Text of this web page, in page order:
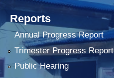
Reports
Annual Progress Report
Trimester Progress Report
Public Hearing